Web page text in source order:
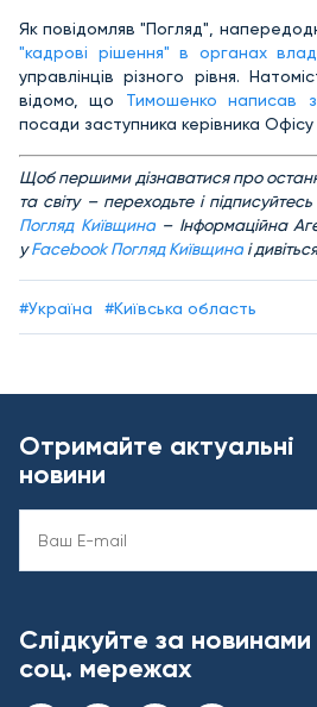
Як повідомляв "Погляд",
"кадрові рішення" в органах
управлінців різного рівня.
відомо, що Тимошенко написав
посади заступника керівника
Щоб першими дізнаватися про
та світу – переходьте і
Погляд Київщина– Інформаційна
уFacebook Погляд Київщина і
#Україна #Київська область
Отримайте актуальні
новини
Слідкуйте за новинами
соц. мережах